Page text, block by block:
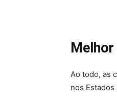
Ao todo, as
nos